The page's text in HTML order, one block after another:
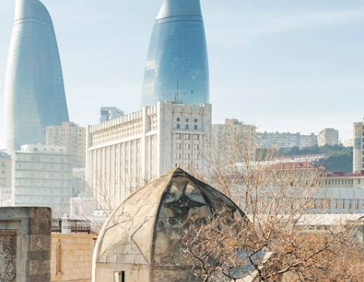
Toutes nos suggestions de voyages les grands en Azerbaïdjan
L'Azerbaïdjan selonvos envies
Parce que chaque voyageur est différent